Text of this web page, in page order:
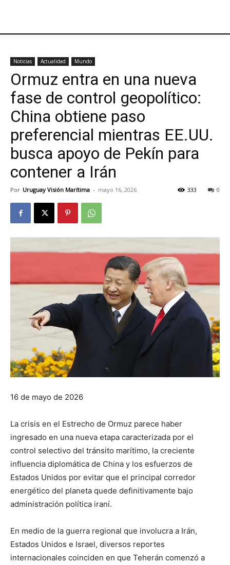
Noticias Actualidad Mundo
Ormuz entra en una nueva
fase de control geopolítico:
China obtiene paso
preferencial mientras EE.UU.
busca apoyo de Pekín para
contener a Irán
Por Uruguay Visión Marítima - mayo 16, 2026 0
333
16 de mayo de 2026
La crisis en el Estrecho de Ormuz parece haber
ingresado en una nueva etapa caracterizada por el
control selectivo del tránsito marítimo, la creciente
influencia diplomática de China y los esfuerzos de
Estados Unidos por evitar que el principal corredor
energético del planeta quede definitivamente bajo
administración política iraní.
En medio de la guerra regional que involucra a Irán,
Estados Unidos e Israel, diversos reportes
internacionales coinciden en que Teherán comenzó a